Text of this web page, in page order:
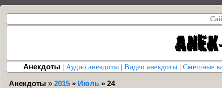
Анекдоты | Аудио анекдоты | Видео анекдоты | Смешные
Анекдоты » 2015 » Июль » 24